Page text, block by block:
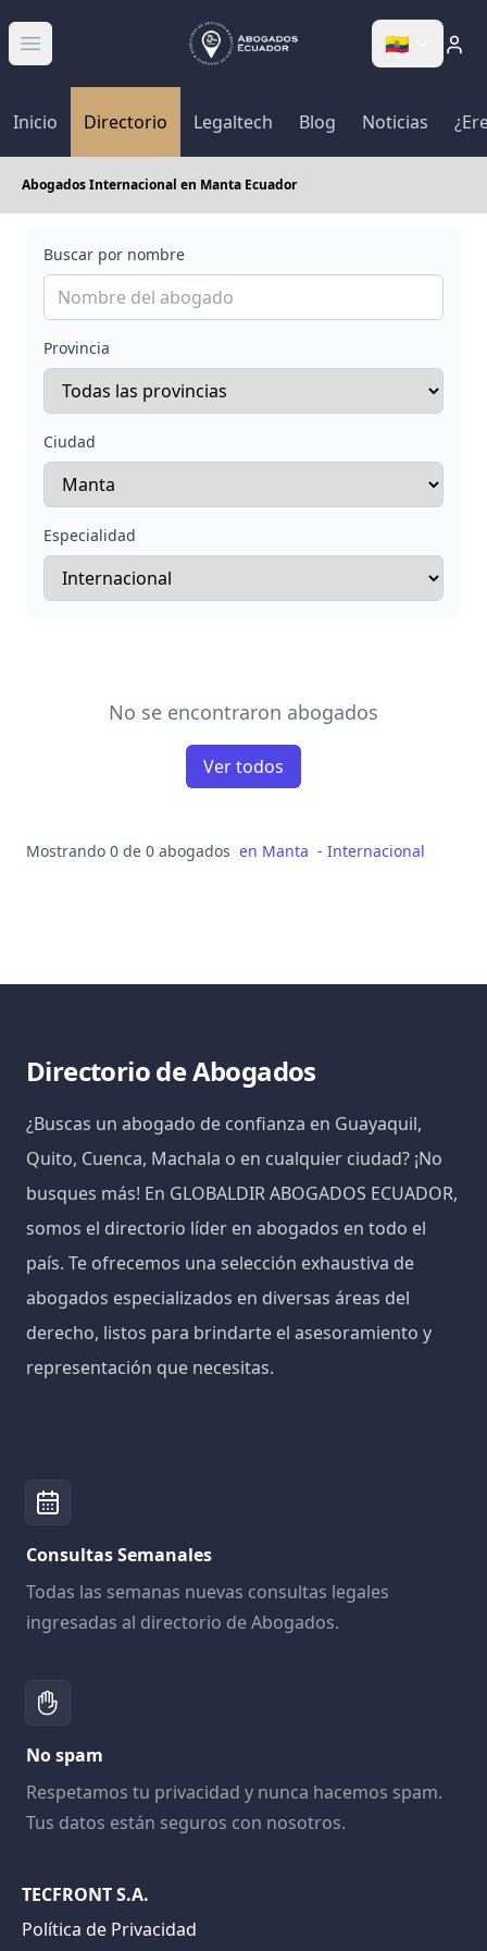
Abrir menú 🇪🇨
Inicio Directorio Legaltech Blog Noticias
Abogados Internacional en Manta Ecuador
Buscar por nombre
Provincia
Ciudad
Especialidad
No se encontraron abogados
Ver todos
Mostrando 0 de 0 abogados en Manta - Internacional
Directorio de Abogados
¿Buscas un abogado de confianza en Guayaquil,
Quito, Cuenca, Machala o en cualquier ciudad? ¡No
busques más! En GLOBALDIR ABOGADOS ECUADOR,
somos el directorio líder en abogados en todo el
país. Te ofrecemos una selección exhaustiva de
abogados especializados en diversas áreas del
derecho, listos para brindarte el asesoramiento y
representación que necesitas.
Consultas Semanales
Todas las semanas nuevas consultas legales
ingresadas al directorio de Abogados.
No spam
Respetamos tu privacidad y nunca hacemos spam.
Tus datos están seguros con nosotros.
TECFRONT S.A.
Política de Privacidad